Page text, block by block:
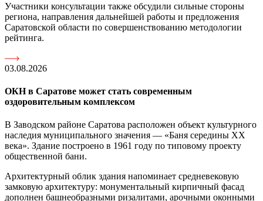
Участники консультации также обсудили сильные стороны
региона, направления дальнейшей работы и предложения
Саратовской области по совершенствованию методологии
рейтинга.
03.08.2026
ОКН в Саратове может стать современным
оздоровительным комплексом
В Заводском районе Саратова расположен объект культурного
наследия муниципального значения — «Баня середины XX
века». Здание построено в 1961 году по типовому проекту
общественной бани.
Архитектурный облик здания напоминает средневековую
замковую архитектуру: монументальный кирпичный фасад
дополнен башнеобразными ризалитами, арочными оконными